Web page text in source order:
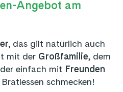
Angebot am
das gilt natürlich auch
mit der Großfamilie, dem
einfach mit Freunden
schmecken!